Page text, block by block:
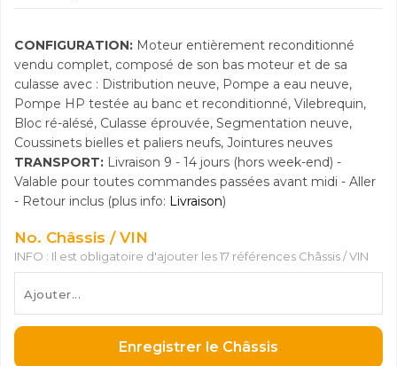
CONFIGURATION: Moteur entièrement reconditionné
vendu complet, composé de son bas moteur et de sa
culasse avec : Distribution neuve, Pompe a eau neuve,
Pompe HP testée au banc et reconditionné, Vilebrequin,
Bloc ré-alésé, Culasse éprouvée, Segmentation neuve,
Coussinets bielles et paliers neufs, Jointures neuves
TRANSPORT: Livraison 9 - 14 jours (hors week-end) -
Valable pour toutes commandes passées avant midi - Aller
- Retour inclus (plus info: Livraison)
No. Châssis / VIN
INFO : Il est obligatoire d'ajouter les 17 références Châssis / VIN
Enregistrer le Châssis